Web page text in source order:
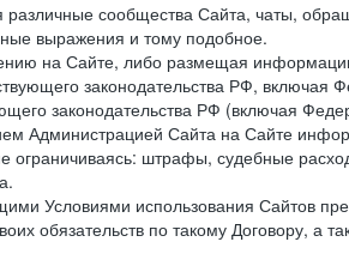
различные сообщества Сайта, чаты,
выражения и тому подобное.
на Сайте, либо размещая
законодательства РФ,
законодательства РФ (включая
Администрацией Сайта на Сайте
штрафы, судебные
Условиями использования Сайтов
обязательств по такому Договору, а